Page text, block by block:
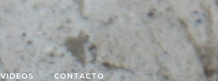
VIDEOS CONTACTO